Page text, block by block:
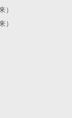
）
）